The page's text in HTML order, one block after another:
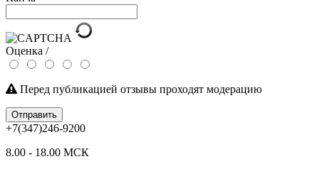
Оценка /
Перед публикацией отзывы проходят модерацию
Отправить
+7(347)246-9200
8.00 - 18.00 МСК